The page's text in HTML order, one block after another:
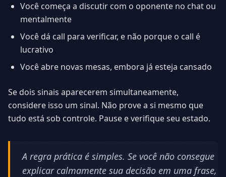
Você começa a discutir com o oponente no chat ou
mentalmente
Você dá call para verificar, e não porque o call é
lucrativo
Você abre novas mesas, embora já esteja cansado
Se dois sinais aparecerem simultaneamente,
considere isso um sinal. Não prove a si mesmo que
tudo está sob controle. Pause e verifique seu estado.
A regra prática é simples. Se você não consegue
explicar calmamente sua decisão em uma frase,